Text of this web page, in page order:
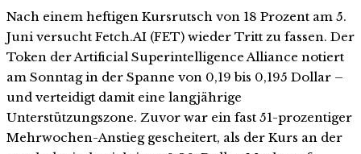
Nach einem heftigen Kursrutsch von 18 Prozent am 5.
Juni versucht Fetch.AI (FET) wieder Tritt zu fassen. Der
Token der Artificial Superintelligence Alliance notiert
am Sonntag in der Spanne von 0,19 bis 0,195 Dollar –
und verteidigt damit eine langjährige
Unterstützungszone. Zuvor war ein fast 51-prozentiger
Mehrwochen-Anstieg gescheitert, als der Kurs an der